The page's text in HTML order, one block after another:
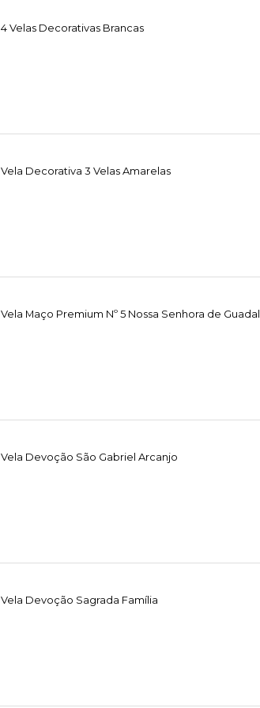
4 Velas Decorativas Brancas
Vela Decorativa 3 Velas Amarelas
Vela Maço Premium Nº 5 Nossa Senhora de
Vela Devoção São Gabriel Arcanjo
Vela Devoção Sagrada Família